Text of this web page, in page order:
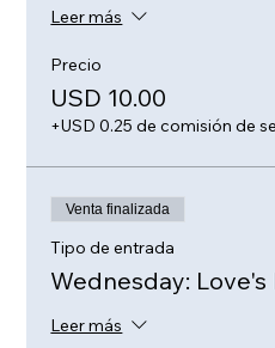
Leer más
Precio
USD 10.00
+USD 0.25 de comisión de
Venta finalizada
Tipo de entrada
Wednesday: Love's
Leer más